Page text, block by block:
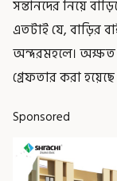
সন্তানদের নিয়ে
এতটাই যে, বাড়ির
অন্দরমহলে। অক্ষত
গ্রেফতার করা
Sponsored